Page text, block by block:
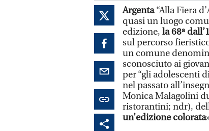
Argenta“Alla Fiera
quasi un luogo
edizione, la 68ª
sul percorso
un comune
sconosciuto ai
per “gli adolescenti
nel passato
Monica Malagolini
ristorantini; ndr),
un’edizione colorata